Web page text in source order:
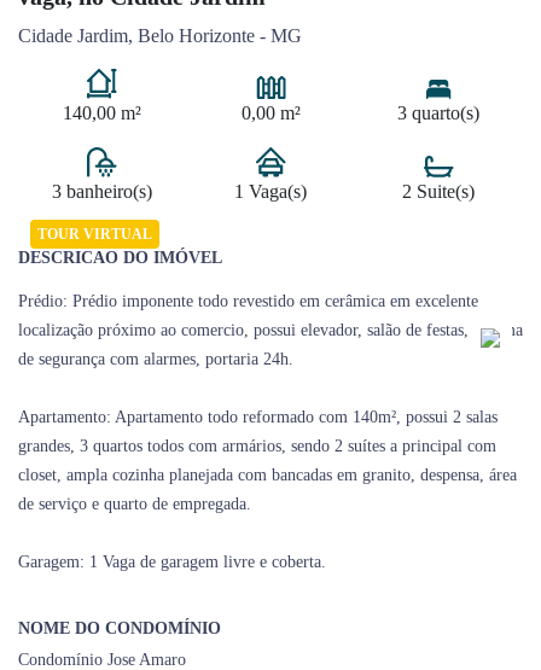
TOUR VIRTUAL
Cidade Jardim, Belo Horizonte - MG
140,00 m² 0,00 m² 3 quarto(s)
3 banheiro(s) 1 Vaga(s) 2 Suite(s)
DESCRICAO DO IMÓVEL
Prédio: Prédio imponente todo revestido em cerâmica em excelente
localização próximo ao comercio, possui elevador, salão de festas, sistema
de segurança com alarmes, portaria 24h.
Apartamento: Apartamento todo reformado com 140m², possui 2 salas
grandes, 3 quartos todos com armários, sendo 2 suítes a principal com
closet, ampla cozinha planejada com bancadas em granito, despensa, área
de serviço e quarto de empregada.
Garagem: 1 Vaga de garagem livre e coberta.
NOME DO CONDOMÍNIO
Condomínio Jose Amaro